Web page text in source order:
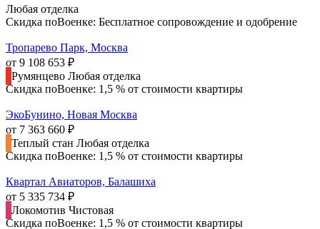
Любая отделка
Скидка поВоенке: Бесплатное сопровождение и одобрение
Тропарево Парк, Москва
от 9 108 653 ₽
Румянцево Любая отделка
Скидка поВоенке: 1,5 % от стоимости квартиры
ЭкоБунино, Новая Москва
от 7 363 660 ₽
Теплый стан Любая отделка
Скидка поВоенке: 1,5 % от стоимости квартиры
Квартал Авиаторов, Балашиха
от 5 335 734 ₽
Локомотив Чистовая
Скидка поВоенке: 1,5 % от стоимости квартиры